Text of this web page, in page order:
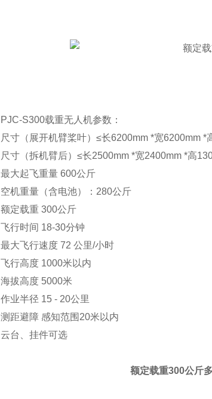
PJC-S300载重无人机参数：
尺寸（展开机臂桨叶）≤长6200mm *宽6200mm *
尺寸（拆机臂后）≤长2500mm *宽2400mm *高
最大起飞重量 600公斤
空机重量（含电池）：280公斤
额定载重 300公斤
飞行时间 18-30分钟
最大飞行速度 72 公里/小时
飞行高度 1000米以内
海拔高度 5000米
作业半径 15 - 20公里
测距避障 感知范围20米以内
云台、挂件可选
额定载重300公斤